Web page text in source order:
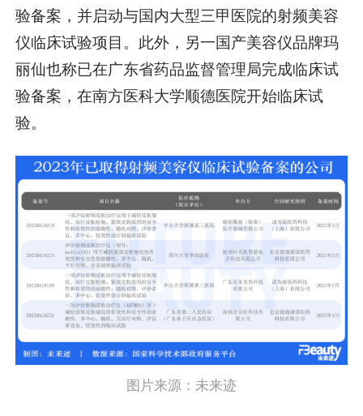
验备案，并启动与国内大型三甲医院的射频美容
仪临床试验项目。此外，另一国产美容仪品牌玛
丽仙也称已在广东省药品监督管理局完成临床试
验备案，在南方医科大学顺德医院开始临床试
验。
图片来源：未来迹